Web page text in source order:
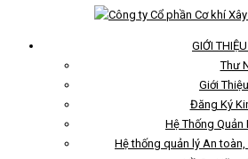
GIỚI THIỆU
Thư
Giới
Đăng Ký
Hệ Thống Quản
Hệ thống quản lý An